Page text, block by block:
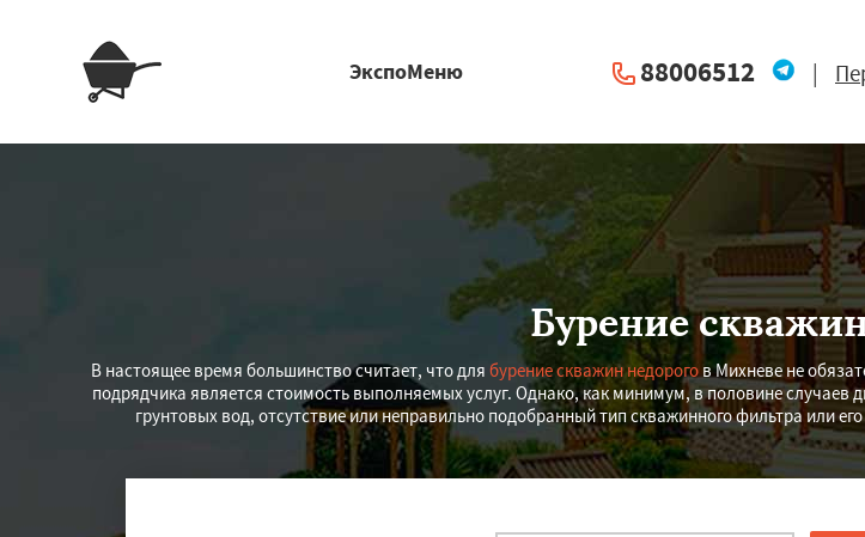
ЭкспоМеню 88006512 |
Бурение
В настоящее время большинство считает, что для бурение скважин недорого в Михневе не
подрядчика является стоимость выполняемых услуг. Однако, как минимум, в половине
грунтовых вод, отсутствие или неправильно подобранный тип скважинного фильтра или